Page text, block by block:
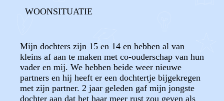
WOONSITUATIE
Mijn dochters zijn 15 en 14 en hebben al van
kleins af aan te maken met co-ouderschap van hun
vader en mij. We hebben beide weer nieuwe
partners en hij heeft er een dochtertje bijgekregen
met zijn partner. 2 jaar geleden gaf mijn jongste
dochter aan dat het haar meer rust zou geven als